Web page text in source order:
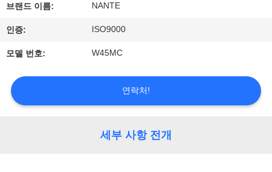
장
투
브랜드 이름: NANTE
인증: ISO9000
모델 번호: W45MC
연락처!
세부 사항 전개